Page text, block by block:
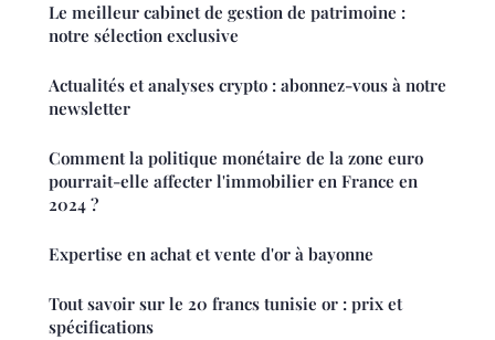
Le meilleur cabinet de gestion de patrimoine :
notre sélection exclusive
Actualités et analyses crypto : abonnez-vous à notre
newsletter
Comment la politique monétaire de la zone euro
pourrait-elle affecter l'immobilier en France en
2024 ?
Expertise en achat et vente d'or à bayonne
Tout savoir sur le 20 francs tunisie or : prix et
spécifications